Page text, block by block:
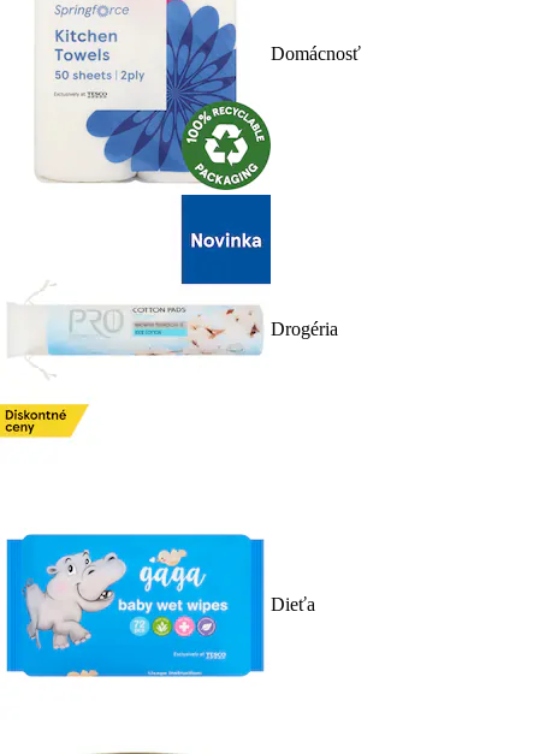
Domácnosť
Drogéria
Dieťa